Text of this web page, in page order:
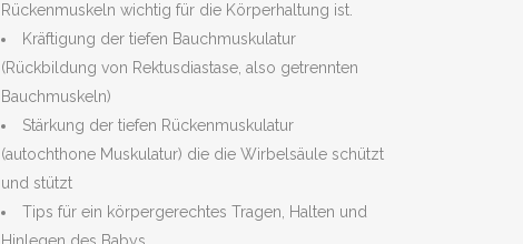
Rückenmuskeln wichtig für die Körperhaltung ist.
Kräftigung der tiefen Bauchmuskulatur
(Rückbildung von Rektusdiastase, also getrennten
Bauchmuskeln)
Stärkung der tiefen Rückenmuskulatur
(autochthone Muskulatur) die die Wirbelsäule schützt
und stützt
Tips für ein körpergerechtes Tragen, Halten und